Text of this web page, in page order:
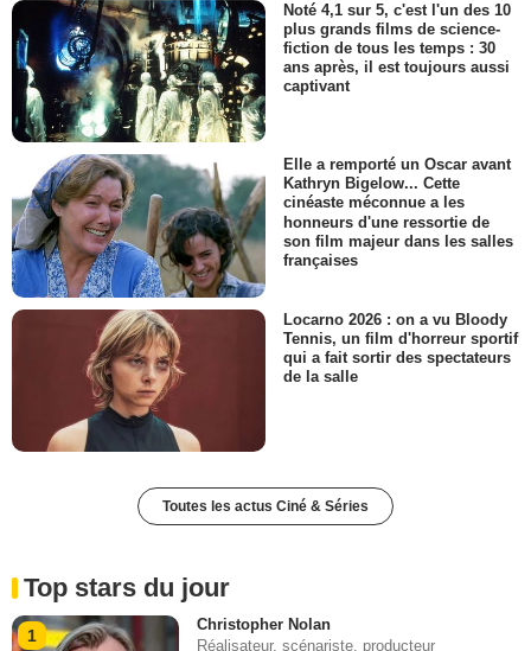
Noté 4,1 sur 5, c'est l'un des 10
plus grands films de science-
fiction de tous les temps : 30
ans après, il est toujours aussi
captivant
Elle a remporté un Oscar avant
Kathryn Bigelow... Cette
cinéaste méconnue a les
honneurs d'une ressortie de
son film majeur dans les salles
françaises
Locarno 2026 : on a vu Bloody
Tennis, un film d'horreur sportif
qui a fait sortir des spectateurs
de la salle
Toutes les actus Ciné & Séries
Top stars du jour
1
Christopher Nolan
Réalisateur, scénariste, producteur